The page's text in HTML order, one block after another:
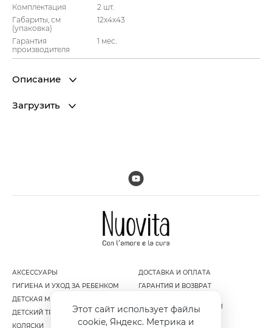
Комплектация
2 шт.
Габариты, см
(упаковка)
12x4x43
Гарантия
производителя
1 мес.
Описание
Загрузить
АКСЕССУАРЫ
ГИГИЕНА И УХОД ЗА РЕБЕНКОМ
ДЕТСКАЯ МЕБЕЛЬ
ДЕТСКИЙ ТРАНСПОРТ
КОЛЯСКИ
ДОСТАВКА И ОПЛАТА
ГАРАНТИЯ И ВОЗВРАТ
КОНФИДЕНЦИАЛЬНОСТИ
ПУБЛИЧНАЯ ОФЕРТА
Этот сайт использует файлы
cookie, Яндекс. Метрика и